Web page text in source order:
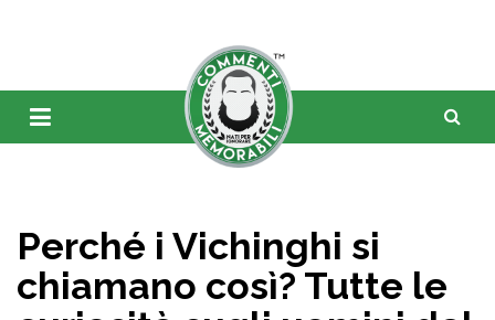
Perché i Vichinghi si
chiamano così? Tutte le